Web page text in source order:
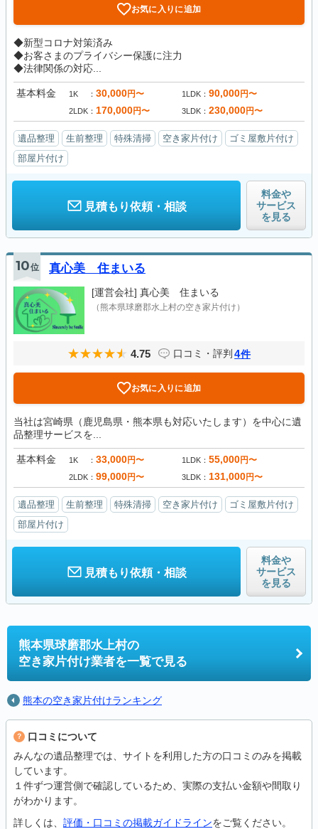
お気に入りに追加
◆新型コロナ対策済み
◆お客さまのプライバシー保護に注力
◆法律関係の対応...
基本料金 1K 30,000円〜 1LDK 90,000円〜
2LDK 170,000円〜 3LDK 230,000円〜
遺品整理 生前整理 特殊清掃 空き家片付け
ゴミ屋敷片付け
部屋片付け
見積もり依頼・相談
料金や
サービス
を見る
10位 真心美 住まいる
[運営会社] 真心美 住まいる
（熊本県球磨郡水上村の空き家片付け）
4.75 口コミ・評判 4件
お気に入りに追加
当社は宮崎県（鹿児島県・熊本県も対応いたします）を中心に遺
品整理サービスを...
基本料金 1K 33,000円〜 1LDK 55,000円〜
2LDK 99,000円〜 3LDK 131,000円〜
遺品整理 生前整理 特殊清掃 空き家片付け
ゴミ屋敷片付け
部屋片付け
見積もり依頼・相談
料金や
サービス
を見る
熊本県球磨郡水上村の
空き家片付け業者を一覧で見る
熊本の空き家片付けランキング
口コミについて
みんなの遺品整理では、サイトを利用した方の口コミのみを掲載
しています。
１件ずつ運営側で確認しているため、実際の支払い金額や間取り
がわかります。
詳しくは、 評価・口コミの掲載ガイドラインをご覧ください。